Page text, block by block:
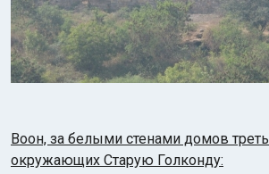
Воон, за белыми стенами домов
окружающих Старую Голконду: